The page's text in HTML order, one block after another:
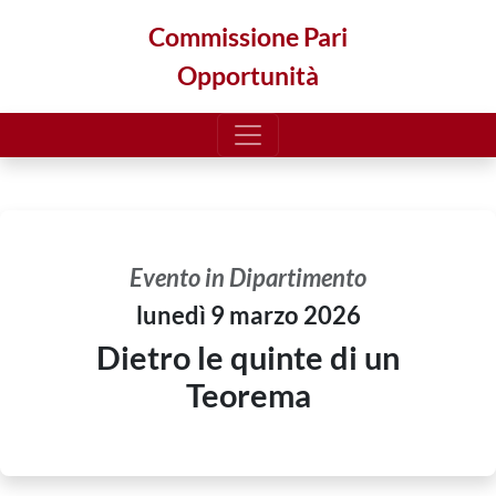
Commissione Pari
Opportunità
Evento in Dipartimento
lunedì 9 marzo 2026
Dietro le quinte di un
Teorema